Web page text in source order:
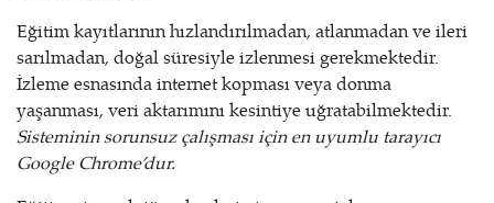
Eğitim kayıtlarının hızlandırılmadan, atlanmadan ve ileri
sarılmadan, doğal süresiyle izlenmesi gerekmektedir.
İzleme esnasında internet kopması veya donma
yaşanması, veri aktarımını kesintiye uğratabilmektedir.
Sisteminin sorunsuz çalışması için en uyumlu tarayıcı
Google Chrome’dur.